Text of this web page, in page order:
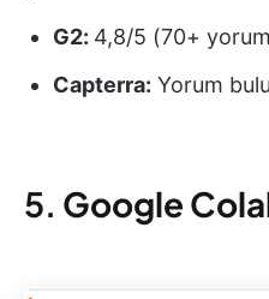
G2: 4,8/5 (70+
Capterra: Yorum
5. Google